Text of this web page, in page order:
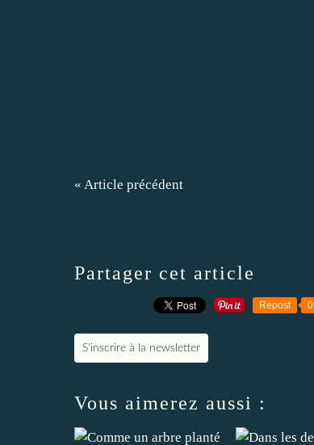
« Article précédent
Partager cet article
Repost 0
S'inscrire à la newsletter
Vous aimerez aussi :